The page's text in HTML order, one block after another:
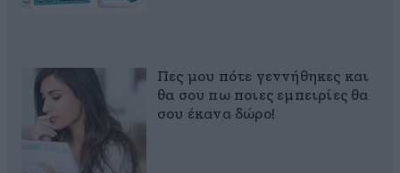
Πες μου πότε γεννήθηκες και
θα σου πω ποιες εμπειρίες θα
σου έκανα δώρο!